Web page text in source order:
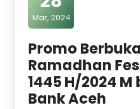
Mar, 2024
Promo
Ramadhan
1445 H/2024
Bank Aceh